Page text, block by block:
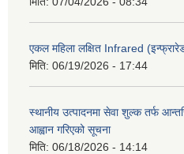
एकल महिला लक्षित Infrared
मिति: 06/19/2026 - 17:44
स्थानीय उत्पादनमा सेवा शुल्क तर्फ
आह्वान गरिएको सूचना
मिति: 06/18/2026 - 14:14